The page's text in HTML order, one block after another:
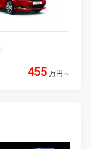
455 万円 ～